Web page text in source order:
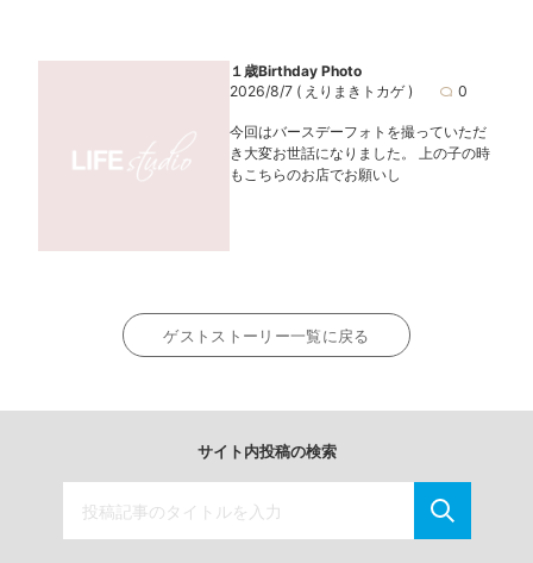
１歳Birthday Photo
2026/8/7 ( えりまきトカゲ ) 0
今回はバースデーフォトを撮っていただ
き大変お世話になりました。 上の子の時
もこちらのお店でお願いし
ゲストストーリー一覧に戻る
サイト内投稿の検索